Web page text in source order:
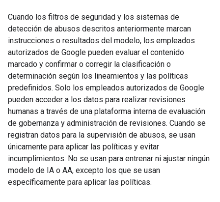
Cuando los filtros de seguridad y los sistemas de
detección de abusos descritos anteriormente marcan
instrucciones o resultados del modelo, los empleados
autorizados de Google pueden evaluar el contenido
marcado y confirmar o corregir la clasificación o
determinación según los lineamientos y las políticas
predefinidos. Solo los empleados autorizados de Google
pueden acceder a los datos para realizar revisiones
humanas a través de una plataforma interna de evaluación
de gobernanza y administración de revisiones. Cuando se
registran datos para la supervisión de abusos, se usan
únicamente para aplicar las políticas y evitar
incumplimientos. No se usan para entrenar ni ajustar ningún
modelo de IA o AA, excepto los que se usan
específicamente para aplicar las políticas.